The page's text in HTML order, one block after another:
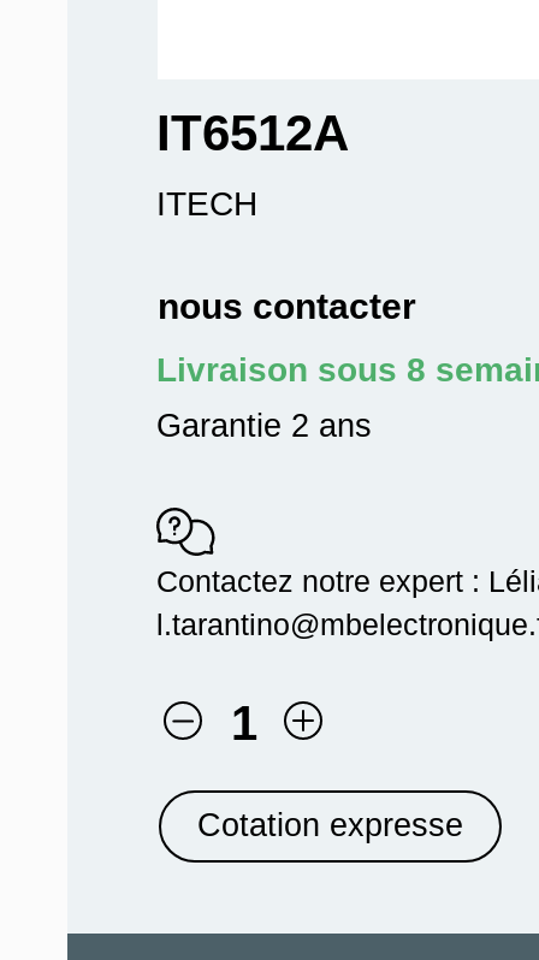
IT6512A
ITECH
nous contacter
Livraison sous 8
Garantie 2 ans
Contactez notre expert :
1
Cotation expresse